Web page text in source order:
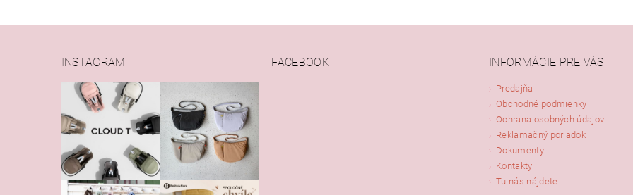
INSTAGRAM FACEBOOK INFORMÁCIE PRE VÁS
Predajňa
Obchodné podmienky
Ochrana osobných údajov
Reklamačný poriadok
Dokumenty
Kontakty
Tu nás nájdete